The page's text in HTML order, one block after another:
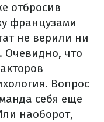
отбросив
французами
не верили ни
Очевидно, что
Вопрос
себя еще
наоборот,